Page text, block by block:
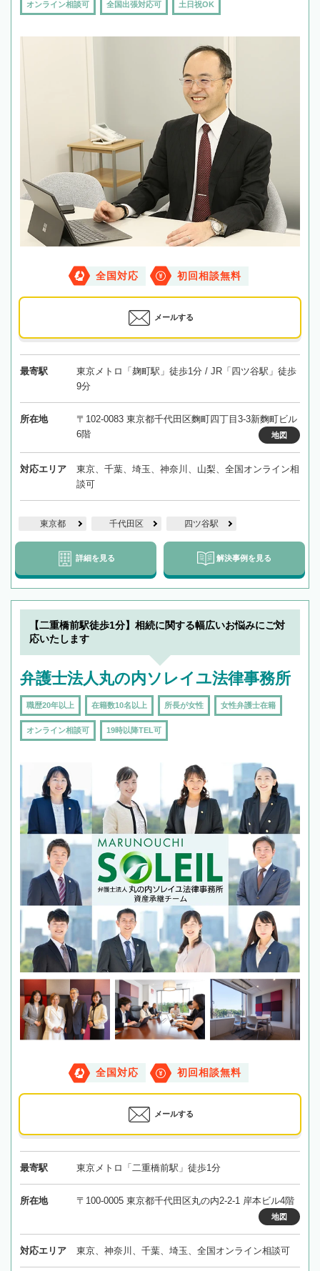
オンライン相談可 全国出張対応可 土日祝OK
全国対応 初回相談無料
メールする
最寄駅
東京メトロ「麹町駅」徒歩1分 / JR「四ツ谷駅」徒歩
9分
所在地
〒102-0083 東京都千代田区麴町四丁目3-3新麴町ビル
6階
地図
対応エリア
東京、千葉、埼玉、神奈川、山梨、全国オンライン相
談可
東京都 千代田区 四ツ谷駅
詳細を見る 解決事例を見る
【二重橋前駅徒歩1分】相続に関する幅広いお悩みにご対
応いたします
弁護士法人丸の内ソレイユ法律事務所
職歴20年以上 在籍数10名以上 所長が女性 女性弁護士在籍
オンライン相談可 19時以降TEL可
全国対応 初回相談無料
メールする
最寄駅 東京メトロ「二重橋前駅」徒歩1分
所在地 〒100-0005 東京都千代田区丸の内2-2-1 岸本ビル4階
地図
対応エリア 東京、神奈川、千葉、埼玉、全国オンライン相談可